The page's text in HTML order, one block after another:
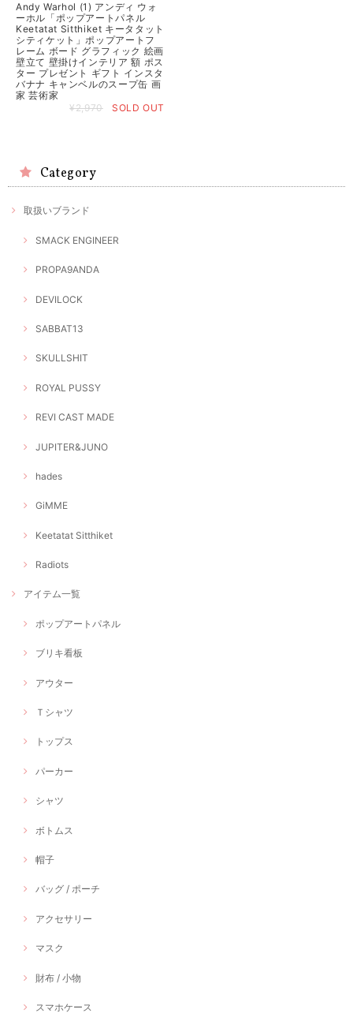
Andy Warhol (1) アンディ ウォ
ーホル「ポップアートパネル
Keetatat Sitthiket キータタット
シティケット」ポップアートフ
レーム ボード グラフィック 絵画
壁立て 壁掛けインテリア 額 ポス
ター プレゼント ギフト インスタ
バナナ キャンベルのスープ缶 画
家 芸術家
¥2,970
SOLD OUT
Category
取扱いブランド
SMACK ENGINEER
PROPA9ANDA
DEVILOCK
SABBAT13
SKULLSHIT
ROYAL PUSSY
REVI CAST MADE
JUPITER&JUNO
hades
GiMME
Keetatat Sitthiket
Radiots
アイテム一覧
ポップアートパネル
ブリキ看板
アウター
Ｔシャツ
トップス
パーカー
シャツ
ボトムス
帽子
バッグ / ポーチ
アクセサリー
マスク
財布 / 小物
スマホケース